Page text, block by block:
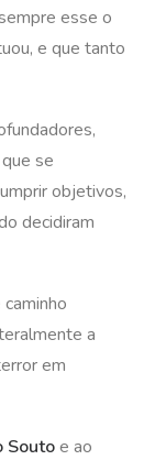
esse o
e que tanto
que se
objetivos,
decidiram
a
em
Soutoe ao